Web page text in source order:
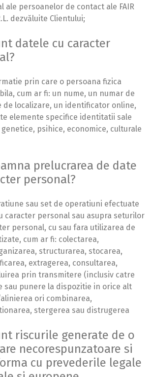
ale persoanelor de contact ale FAIR
dezvăluite Clientului;
datele cu caracter
prin care o persoana fizica
cum ar fi: un nume, un numar de
de localizare, un identificator online,
elemente specifice identitatii sale
psihice, economice, culturale
prelucrarea de date
personal?
sau set de operatiuni efectuate
caracter personal sau asupra seturilor
personal, cu sau fara utilizarea de
cum ar fi: colectarea,
structurarea, stocarea,
extragerea, consultarea,
prin transmitere (inclusiv catre
sau punere la dispozitie in orice alt
ori combinarea,
stergerea sau distrugerea
riscurile generate de o
necorespunzatoare si
cu prevederile legale